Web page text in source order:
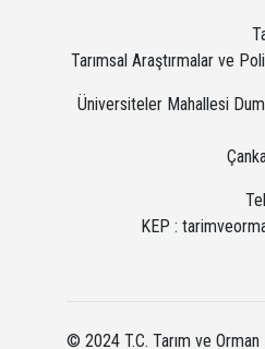
Tarımsal Araştırmalar ve
Üniversiteler Mahallesi
KEP :
© 2024 T.C. Tarım ve Orman